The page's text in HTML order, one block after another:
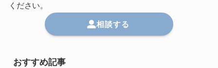
ください。
相談する
おすすめ記事